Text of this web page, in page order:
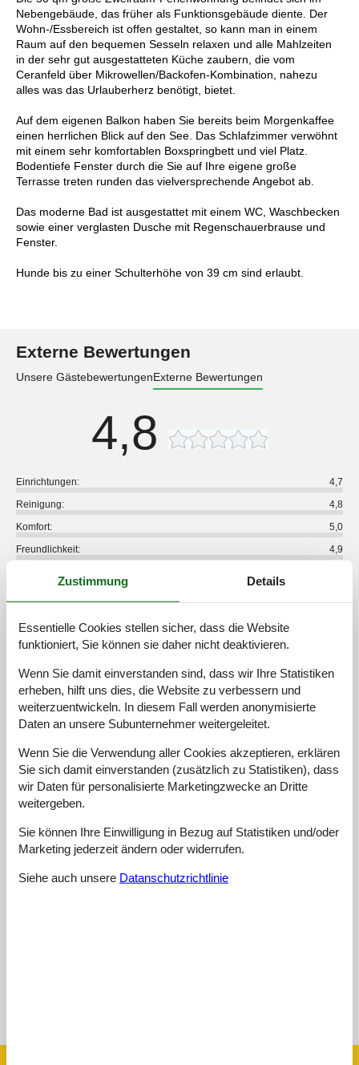
Nebengebäude, das früher als Funktionsgebäude diente. Der
Wohn-/Essbereich ist offen gestaltet, so kann man in einem
Raum auf den bequemen Sesseln relaxen und alle Mahlzeiten
in der sehr gut ausgestatteten Küche zaubern, die vom
Ceranfeld über Mikrowellen/Backofen-Kombination, nahezu
alles was das Urlauberherz benötigt, bietet.
Auf dem eigenen Balkon haben Sie bereits beim Morgenkaffee
einen herrlichen Blick auf den See. Das Schlafzimmer verwöhnt
mit einem sehr komfortablen Boxspringbett und viel Platz.
Bodentiefe Fenster durch die Sie auf Ihre eigene große
Terrasse treten runden das vielversprechende Angebot ab.
Das moderne Bad ist ausgestattet mit einem WC, Waschbecken
sowie einer verglasten Dusche mit Regenschauerbrause und
Fenster.
Hunde bis zu einer Schulterhöhe von 39 cm sind erlaubt.
Externe Bewertungen
Unsere GästebewertungenExterne Bewertungen
4,8
Einrichtungen:
4,7
Reinigung:
4,8
Komfort:
5,0
Freundlichkeit:
4,9
Service vor Ort:
2 externe Bewertungen
Einrichtungen: Reinigung: Komfort:
Freundlichkeit:
5 Lage: 5 Insgesamt:
5
Zimmer:
5 Preis-Leistung:
4
Grund für die Wahl:
Einrichtungen: 4 Reinigung: 5
Zustimmung Details
Essentielle Cookies stellen sicher, dass die Website
funktioniert, Sie können sie daher nicht deaktivieren.
Wenn Sie damit einverstanden sind, dass wir Ihre Statistiken
erheben, hilft uns dies, die Website zu verbessern und
weiterzuentwickeln. In diesem Fall werden anonymisierte
Daten an unsere Subunternehmer weitergeleitet.
Wenn Sie die Verwendung aller Cookies akzeptieren, erklären
Sie sich damit einverstanden (zusätzlich zu Statistiken), dass
wir Daten für personalisierte Marketingzwecke an Dritte
weitergeben.
Sie können Ihre Einwilligung in Bezug auf Statistiken und/oder
Marketing jederzeit ändern oder widerrufen.
Siehe auch unsere Datanschutzrichtlinie